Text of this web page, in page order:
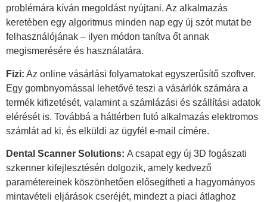
problémára kíván megoldást nyújtani. Az alkalmazás
keretében egy algoritmus minden nap egy új szót mutat be
felhasználójának – ilyen módon tanítva őt annak
megismerésére és használatára.
Fizi: Az online vásárlási folyamatokat egyszerűsítő szoftver.
Egy gombnyomással lehetővé teszi a vásárlók számára a
termék kifizetését, valamint a számlázási és szállítási adatok
elérését is. Továbbá a háttérben futó alkalmazás elektromos
számlát ad ki, és elküldi az ügyfél e-mail címére.
Dental Scanner Solutions: A csapat egy új 3D fogászati
szkenner kifejlesztésén dolgozik, amely kedvező
paramétereinek köszönhetően elősegítheti a hagyományos
mintavételi eljárások cseréjét, mindezt a piaci átlaghoz